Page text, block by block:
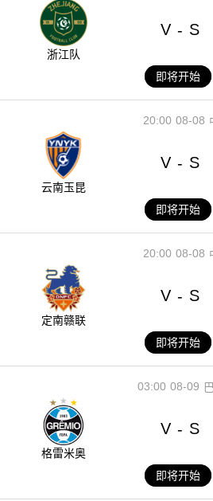
浙江队
V - S
即将开始
08-08
20:00
云南玉昆
V - S
即将开始
08-08
20:00
定南赣联
V - S
即将开始
08-09
03:00
格雷米奥
V - S
即将开始